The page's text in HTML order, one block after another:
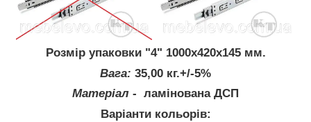
Розмір упаковки "4" 1000х420х145 мм.
Вага: 35,00 кг.+/-5%
Матеріал - ламінована ДСП
Варіанти кольорів: